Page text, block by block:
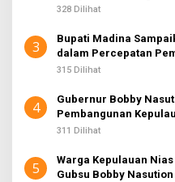
Sumut
328 Dilihat
3
Bupati Madina
dalam Percepatan
315 Dilihat
4
Gubernur Bobby
Pembangunan
311 Dilihat
5
Warga Kepulauan
Gubsu Bobby Nasution